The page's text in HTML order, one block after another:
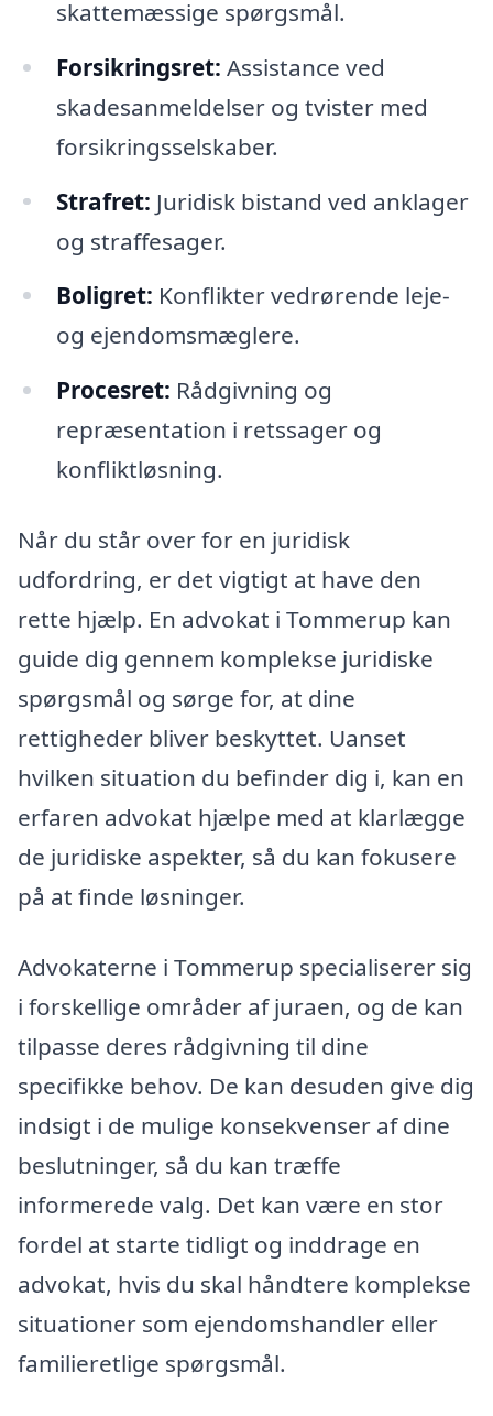
skattemæssige spørgsmål.
Forsikringsret: Assistance ved
skadesanmeldelser og tvister med
forsikringsselskaber.
Strafret: Juridisk bistand ved anklager
og straffesager.
Boligret: Konflikter vedrørende leje-
og ejendomsmæglere.
Procesret: Rådgivning og
repræsentation i retssager og
konfliktløsning.
Når du står over for en juridisk
udfordring, er det vigtigt at have den
rette hjælp. En advokat i Tommerup kan
guide dig gennem komplekse juridiske
spørgsmål og sørge for, at dine
rettigheder bliver beskyttet. Uanset
hvilken situation du befinder dig i, kan en
erfaren advokat hjælpe med at klarlægge
de juridiske aspekter, så du kan fokusere
på at finde løsninger.
Advokaterne i Tommerup specialiserer sig
i forskellige områder af juraen, og de kan
tilpasse deres rådgivning til dine
specifikke behov. De kan desuden give dig
indsigt i de mulige konsekvenser af dine
beslutninger, så du kan træffe
informerede valg. Det kan være en stor
fordel at starte tidligt og inddrage en
advokat, hvis du skal håndtere komplekse
situationer som ejendomshandler eller
familieretlige spørgsmål.